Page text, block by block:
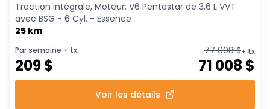
Traction intégrale, Moteur: V6 Pentastar de 3,6 L VVT
avec BSG - 6 Cyl. - Essence
25 km
Par semaine + tx
209$
77 008$+ tx
71 008 $
Voir les détails